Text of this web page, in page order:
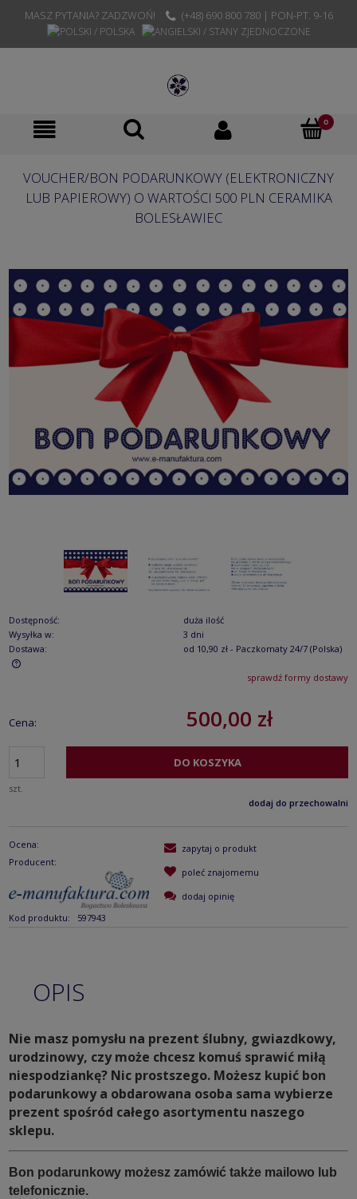
MASZ PYTANIA? ZADZWOŃ! (+48) 690 800 780 | PON-PT. 9-16
VOUCHER/BON PODARUNKOWY (ELEKTRONICZNY
LUB PAPIEROWY) O WARTOŚCI 500 PLN CERAMIKA
BOLESŁAWIEC
Dostępność:
duża ilość
Wysyłka w:
3 dni
Dostawa:
od 10,90 zł - Paczkomaty 24/7 (Polska)
Cena nie zawiera ewentualnych kosztów płatnościsprawdź formy dostawy
Cena: 500,00 zł
szt.
DO KOSZYKA
dodaj do przechowalni
Ocena:
Producent:
Kod produktu: 597943
zapytaj o produkt
poleć znajomemu
dodaj opinię
OPIS
Nie masz pomysłu na prezent ślubny, gwiazdkowy,
urodzinowy, czy może chcesz komuś sprawić miłą
niespodziankę? Nic prostszego. Możesz kupić bon
podarunkowy a obdarowana osoba sama wybierze
prezent spośród całego asortymentu naszego
sklepu.
Bon podarunkowy możesz zamówić także mailowo lub
telefonicznie.